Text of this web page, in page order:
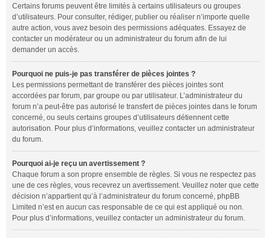
Certains forums peuvent être limités à certains utilisateurs ou groupes
d’utilisateurs. Pour consulter, rédiger, publier ou réaliser n’importe quelle
autre action, vous avez besoin des permissions adéquates. Essayez de
contacter un modérateur ou un administrateur du forum afin de lui
demander un accès.
Pourquoi ne puis-je pas transférer de pièces jointes ?
Les permissions permettant de transférer des pièces jointes sont
accordées par forum, par groupe ou par utilisateur. L’administrateur du
forum n’a peut-être pas autorisé le transfert de pièces jointes dans le forum
concerné, ou seuls certains groupes d’utilisateurs détiennent cette
autorisation. Pour plus d’informations, veuillez contacter un administrateur
du forum.
Pourquoi ai-je reçu un avertissement ?
Chaque forum a son propre ensemble de règles. Si vous ne respectez pas
une de ces règles, vous recevrez un avertissement. Veuillez noter que cette
décision n’appartient qu’à l’administrateur du forum concerné, phpBB
Limited n’est en aucun cas responsable de ce qui est appliqué ou non.
Pour plus d’informations, veuillez contacter un administrateur du forum.